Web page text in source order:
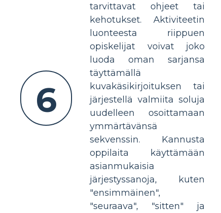
6
tarvittavat ohjeet tai
kehotukset. Aktiviteetin
luonteesta riippuen
opiskelijat voivat joko
luoda oman sarjansa
täyttämällä
kuvakäsikirjoituksen tai
järjestellä valmiita soluja
uudelleen osoittamaan
ymmärtävänsä
sekvenssin. Kannusta
oppilaita käyttämään
asianmukaisia
järjestyssanoja, kuten
"ensimmäinen",
"seuraava", "sitten" ja